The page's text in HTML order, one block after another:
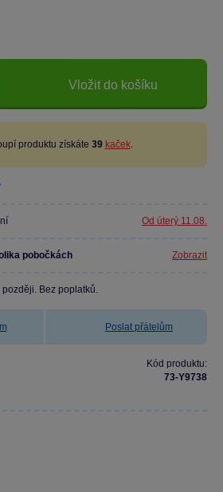
Vložit do košíku
produktu získáte 39 kaček.
Od úterý 11.08.
pobočkách Zobrazit
Bez poplatků.
Poslat přátelům
Kód produktu:
73-Y9738